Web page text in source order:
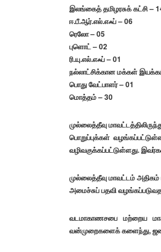
இலங்கைத் தமிழரசுக் கட்சி –
ஈ.பீ.ஆர்.எல்.எஃப் – 06
ரெலோ – 05
புளொட் – 02
ரி.யு.எல்.எஃப் – 01
நல்லாட்சிக்கான மக்கள்
பொது வேட்பாளர் – 01
மொத்தம் – 30
முல்லைத்தீவு
பொறுப்புக்கள்
வழிவகுக்கப்பட்டுள்ளது.
முல்லைத்தீவு மாவட்டம் அதிகம்
அமைச்சுப் பதவி
வடமாகாணசபை மற்றைய
வன்முறைகளைக் களைந்து,